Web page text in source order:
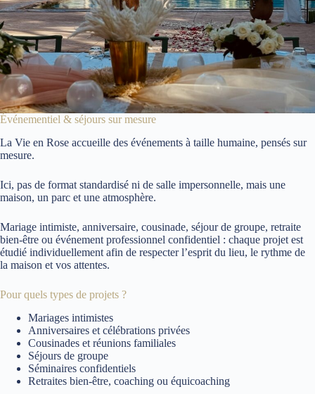
Événementiel & séjours sur mesure
La Vie en Rose accueille des événements à taille humaine, pensés sur
mesure.
Ici, pas de format standardisé ni de salle impersonnelle, mais une
maison, un parc et une atmosphère.
Mariage intimiste, anniversaire, cousinade, séjour de groupe, retraite
bien-être ou événement professionnel confidentiel : chaque projet est
étudié individuellement afin de respecter l’esprit du lieu, le rythme de
la maison et vos attentes.
Pour quels types de projets ?
Mariages intimistes
Anniversaires et célébrations privées
Cousinades et réunions familiales
Séjours de groupe
Séminaires confidentiels
Retraites bien-être, coaching ou équicoaching